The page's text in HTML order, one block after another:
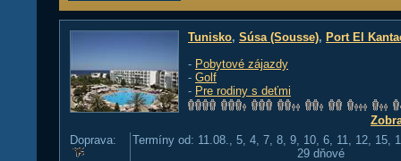
Tunisko, Súsa (Sousse), Port El
- Pobytové zájazdy
- Golf
- Pre rodiny s deťmi
Doprava:
Termíny od: 11.08., 5, 4, 7, 8, 9, 10, 6, 11, 12, 15,
29 dňové